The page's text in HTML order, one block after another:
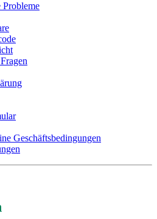
Probleme
Geschäftsbedingungen